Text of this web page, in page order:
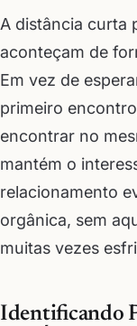
A distância curta
aconteçam de
Em vez de
primeiro
encontrar no
mantém o
relacionamento
orgânica, sem
muitas vezes
Identificando